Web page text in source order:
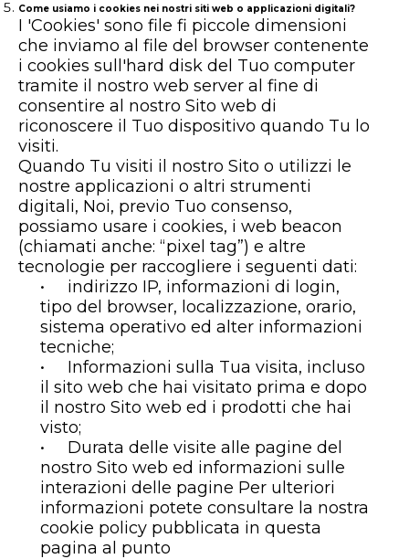
Come usiamo i cookies nei nostri siti web o applicazioni digitali?
I 'Cookies' sono file fi piccole dimensioni
che inviamo al file del browser contenente
i cookies sull'hard disk del Tuo computer
tramite il nostro web server al fine di
consentire al nostro Sito web di
riconoscere il Tuo dispositivo quando Tu lo
visiti.
Quando Tu visiti il nostro Sito o utilizzi le
nostre applicazioni o altri strumenti
digitali, Noi, previo Tuo consenso,
possiamo usare i cookies, i web beacon
(chiamati anche: “pixel tag”) e altre
tecnologie per raccogliere i seguenti dati:
• indirizzo IP, informazioni di login,
tipo del browser, localizzazione, orario,
sistema operativo ed alter informazioni
tecniche;
• Informazioni sulla Tua visita, incluso
il sito web che hai visitato prima e dopo
il nostro Sito web ed i prodotti che hai
visto;
• Durata delle visite alle pagine del
nostro Sito web ed informazioni sulle
interazioni delle pagine Per ulteriori
informazioni potete consultare la nostra
cookie policy pubblicata in questa
pagina al punto